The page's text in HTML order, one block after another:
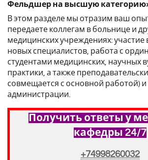
Фельдшер на высшую
В этом разделе мы отразим ваш
передаете коллегам в больнице и
медицинских учреждениях: участие
новых специалистов, работа с
студентами медицинских, научных
практики, а также
совмещается с основной работой) и
администрации.
Получить ответы у
кафедры 24/7
+74998260032